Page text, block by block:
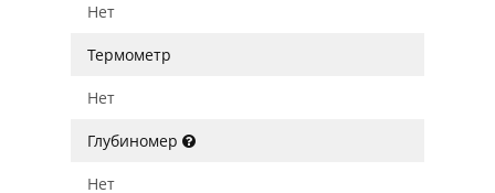
Нет
Термометр
Нет
Глубиномер
Нет